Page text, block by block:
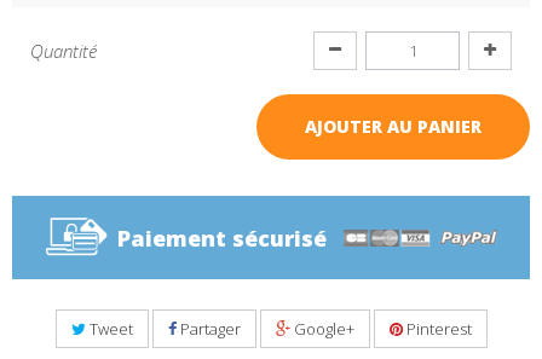
Quantité
AJOUTER AU PANIER
Paiement sécurisé
Tweet Partager Google+ Pinterest